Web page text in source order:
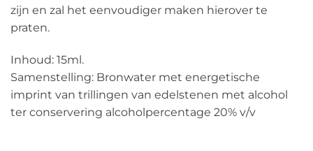
zijn en zal het eenvoudiger maken hierover te
praten.
Inhoud: 15ml.
Samenstelling: Bronwater met energetische
imprint van trillingen van edelstenen met alcohol
ter conservering alcoholpercentage 20% v/v